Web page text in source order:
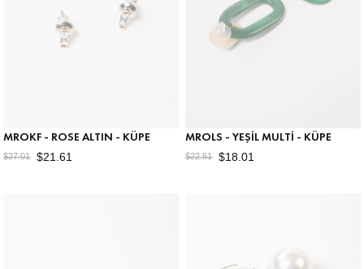
MROKF - ROSE ALTIN - KÜPE
$21.61
$27.01
MROLS - YEŞIL MULTI - KÜPE
$18.01
$22.51